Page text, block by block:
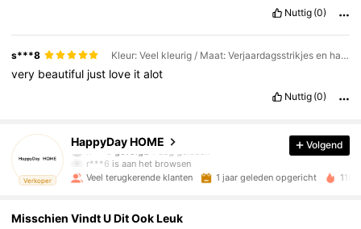
Nuttig (0)
s***8 Kleur: Veel kleurig / Maat: Verjaardagsstrikjes en hartjes set
very beautiful just love italot
Nuttig (0)
Verkoper
HappyDay HOME
r***6 is aan het browsen
4.88
4.88 263 Volgers
Volgend
Veel terugkerende klanten 1 jaar geleden opgericht 11K
Misschien Vindt U Dit Ook Leuk